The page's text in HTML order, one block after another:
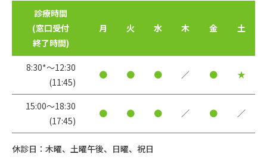
診療時間
(窓口受付
終了時間)
月 火 水 木 金 土
8:30*〜12:30
(11:45)
● ● ● ／ ● ★
15:00〜18:30
(17:45)
● ● ● ／ ● ／
休診日：木曜、土曜午後、日曜、祝日